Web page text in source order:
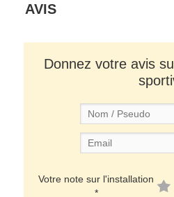
AVIS
Donnez votre avis
Votre note sur l'installation
*